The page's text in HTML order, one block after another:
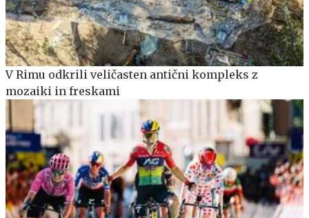
V Rimu odkrili veličasten antični kompleks z
mozaiki in freskami